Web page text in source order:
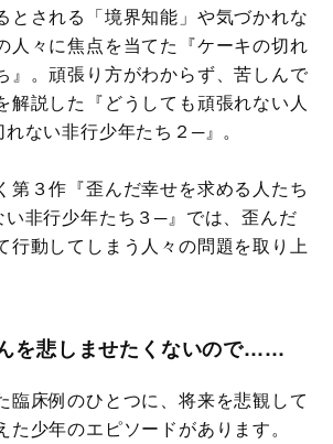
とされる「境界知能」や気づかれな
人々に焦点を当てた『ケーキの切れ
』。頑張り方がわからず、苦しんで
解説した『どうしても頑張れない人
ない非行少年たち２─』。
第３作『歪んだ幸せを求める人たち
非行少年たち３─』では、歪んだ
行動してしまう人々の問題を取り上
を悲しませたくないので……
臨床例のひとつに、将来を悲観して
た少年のエピソードがあります。